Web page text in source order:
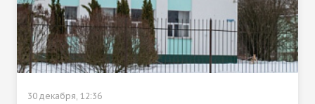
30 декабря, 12:36